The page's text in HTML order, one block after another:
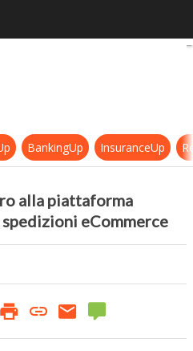
5 milioni di euro alla
BankingUp InsuranceUp
alla piattaforma
eCommerce